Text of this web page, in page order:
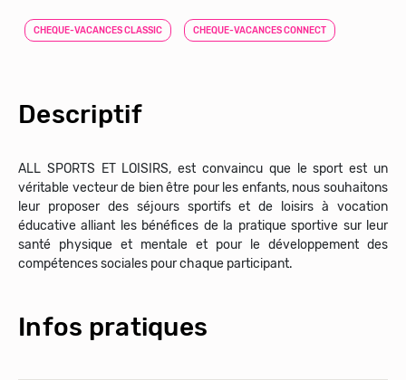
CHEQUE-VACANCES CLASSIC CHEQUE-VACANCES CONNECT
Descriptif
ALL SPORTS ET LOISIRS, est convaincu que le sport est un
véritable vecteur de bien être pour les enfants, nous souhaitons
leur proposer des séjours sportifs et de loisirs à vocation
éducative alliant les bénéfices de la pratique sportive sur leur
santé physique et mentale et pour le développement des
compétences sociales pour chaque participant.
Infos pratiques